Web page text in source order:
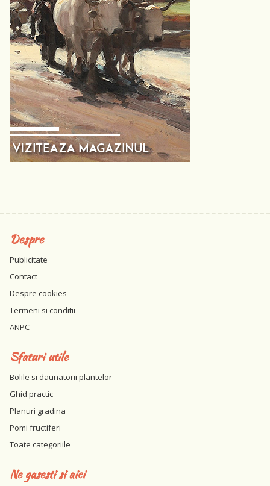
Despre
Publicitate
Contact
Despre cookies
Termeni si conditii
ANPC
Sfaturi utile
Bolile si daunatorii plantelor
Ghid practic
Planuri gradina
Pomi fructiferi
Toate categoriile
Ne gasesti si aici